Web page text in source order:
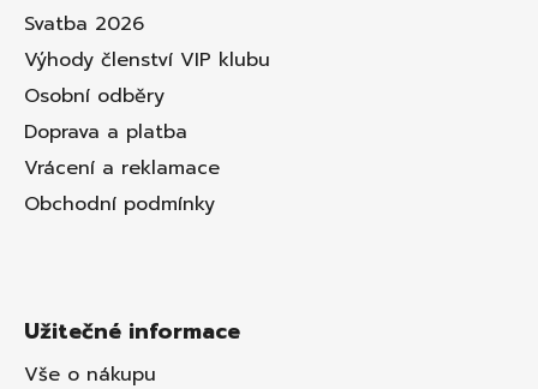
Svatba 2026
Výhody členství VIP klubu
Osobní odběry
Doprava a platba
Vrácení a reklamace
Obchodní podmínky
Užitečné informace
Vše o nákupu